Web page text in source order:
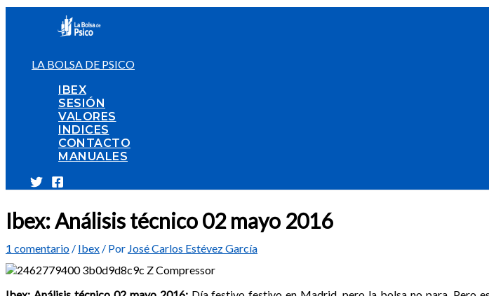
LA BOLSA DE PSICO
IBEX
SESIÓN
VALORES
INDICES
CONTACTO
MANUALES
Ibex: Análisis técnico 02 mayo 2016
1 comentario / Ibex / Por José Carlos Estévez García